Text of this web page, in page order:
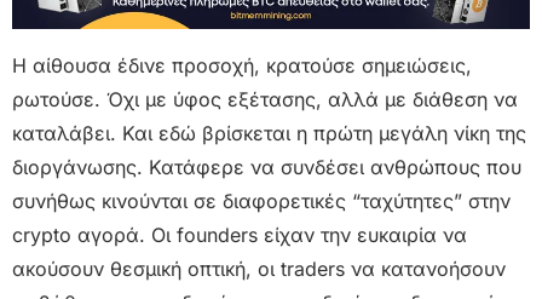
Η αίθουσα έδινε προσοχή, κρατούσε σημειώσεις,
ρωτούσε. Όχι με ύφος εξέτασης, αλλά με διάθεση να
καταλάβει. Και εδώ βρίσκεται η πρώτη μεγάλη νίκη της
διοργάνωσης. Κατάφερε να συνδέσει ανθρώπους που
συνήθως κινούνται σε διαφορετικές “ταχύτητες” στην
crypto αγορά. Οι founders είχαν την ευκαιρία να
ακούσουν θεσμική οπτική, οι traders να κατανοήσουν